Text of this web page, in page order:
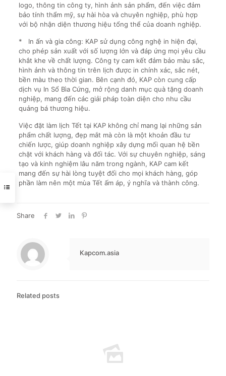
logo, thông tin công ty, hình ảnh sản phẩm, đến việc đảm
bảo tính thẩm mỹ, sự hài hòa và chuyên nghiệp, phù hợp
với bộ nhận diện thương hiệu tổng thể của doanh nghiệp.
* In ấn và gia công: KAP sử dụng công nghệ in hiện đại,
cho phép sản xuất với số lượng lớn và đáp ứng mọi yêu cầu
khắt khe về chất lượng. Công ty cam kết đảm bảo màu sắc,
hình ảnh và thông tin trên lịch được in chính xác, sắc nét,
bền màu theo thời gian. Bên cạnh đó, KAP còn cung cấp
dịch vụ In Sổ Bìa Cứng, mở rộng danh mục quà tặng doanh
nghiệp, mang đến các giải pháp toàn diện cho nhu cầu
quảng bá thương hiệu.
Việc đặt làm lịch Tết tại KAP không chỉ mang lại những sản
phẩm chất lượng, đẹp mắt mà còn là một khoản đầu tư
chiến lược, giúp doanh nghiệp xây dựng mối quan hệ bền
chặt với khách hàng và đối tác. Với sự chuyên nghiệp, sáng
tạo và kinh nghiệm lâu năm trong ngành, KAP cam kết
mang đến sự hài lòng tuyệt đối cho mọi khách hàng, góp
phần làm nên một mùa Tết ấm áp, ý nghĩa và thành công.
Share
Kapcom.asia
Related posts